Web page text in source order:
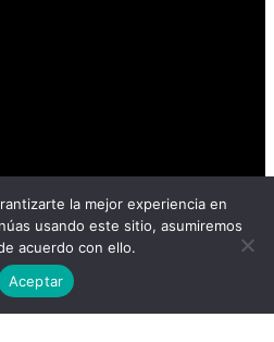
la mejor experiencia en
usando este sitio, asumiremos
acuerdo con ello.
Aceptar